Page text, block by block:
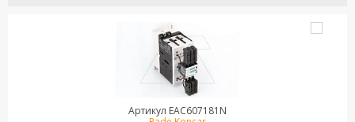
Артикул EAC607181N